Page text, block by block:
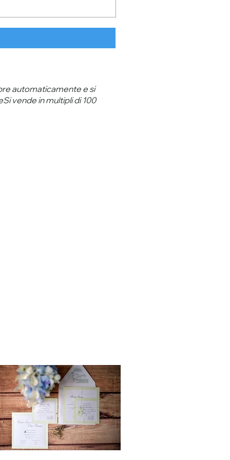
automaticamente e si
vende in multipli di 100